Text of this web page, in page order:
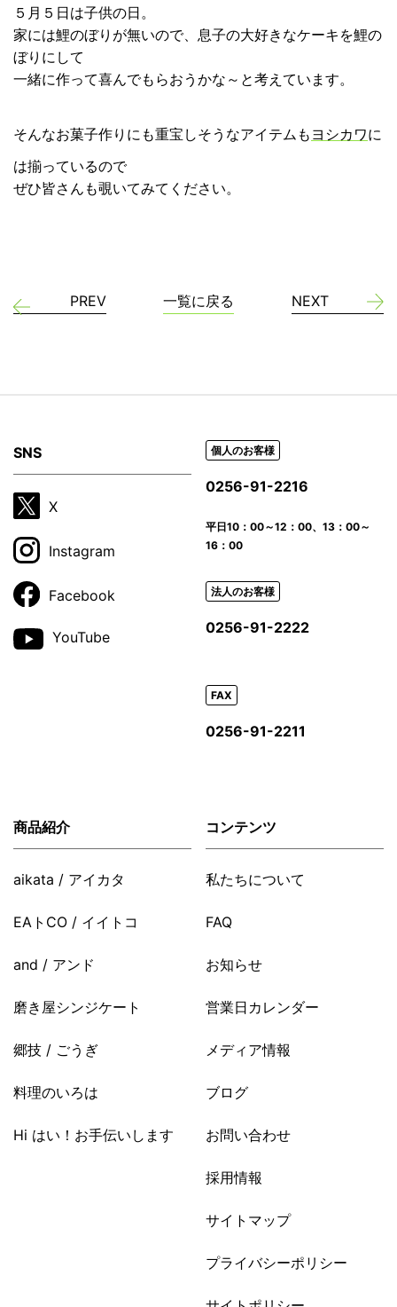
５月５日は子供の日。
家には鯉のぼりが無いので、息子の大好きなケーキを鯉の
ぼりにして
一緒に作って喜んでもらおうかな～と考えています。
そんなお菓子作りにも重宝しそうなアイテムも ヨシカワに
は揃っているので
ぜひ皆さんも覗いてみてください。
PREV 一覧に戻る NEXT
SNS
X
Instagram
Facebook
YouTube
個人のお客様
0256-91-2216
平日10：00～12：00、13：00～
16：00
法人のお客様
0256-91-2222
FAX
0256-91-2211
商品紹介
aikata / アイカタ
EAトCO / イイトコ
and / アンド
磨き屋シンジケート
郷技 / ごうぎ
料理のいろは
Hi はい！お手伝いします
コンテンツ
私たちについて
FAQ
お知らせ
営業日カレンダー
メディア情報
ブログ
お問い合わせ
採用情報
サイトマップ
プライバシーポリシー